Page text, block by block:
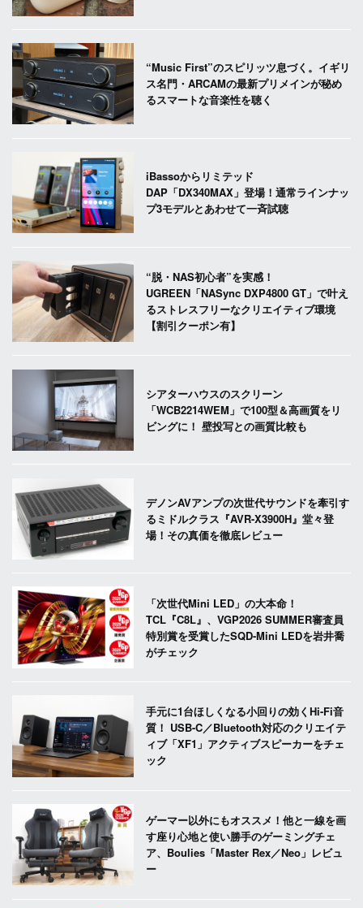
“Music First”のスピリッツ息づく。イギリ
ス名門・ARCAMの最新プリメインが秘め
るスマートな音楽性を聴く
iBassoからリミテッド
DAP「DX340MAX」登場！通常ラインナッ
プ3モデルとあわせて一斉試聴
“脱・NAS初心者”を実感！
UGREEN「NASync DXP4800 GT」で叶え
るストレスフリーなクリエイティブ環境
【割引クーポン有】
シアターハウスのスクリーン
「WCB2214WEM」で100型＆高画質をリ
ビングに！ 壁投写との画質比較も
デノンAVアンプの次世代サウンドを牽引す
るミドルクラス『AVR-X3900H』堂々登
場！その真価を徹底レビュー
「次世代Mini LED」の大本命！
TCL『C8L』、VGP2026 SUMMER審査員
特別賞を受賞したSQD-Mini LEDを岩井喬
がチェック
手元に1台ほしくなる小回りの効くHi-Fi音
質！ USB-C／Bluetooth対応のクリエイテ
ィブ「XF1」アクティブスピーカーをチェ
ック
ゲーマー以外にもオススメ！他と一線を画
す座り心地と使い勝手のゲーミングチェ
ア、Boulies「Master Rex／Neo」レビュ
ー